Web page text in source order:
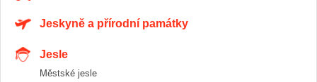
Jeskyně a přírodní památky
Jesle
Městské jesle